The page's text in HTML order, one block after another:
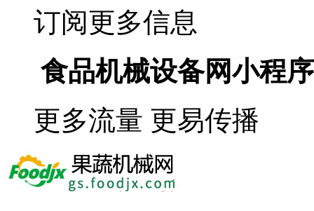
订阅更多信息
食品机械设备网小程序
更多流量 更易传播